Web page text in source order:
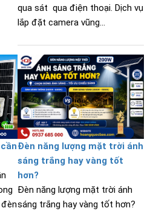
qua sát qua điện thoại. Dịch vụ
lắp đặt camera vũng...
Đèn năng lượng mặt trời ánh
sáng trắng hay vàng tốt
hơn?
Đèn năng lượng mặt trời ánh
sáng trắng hay vàng tốt hơn?